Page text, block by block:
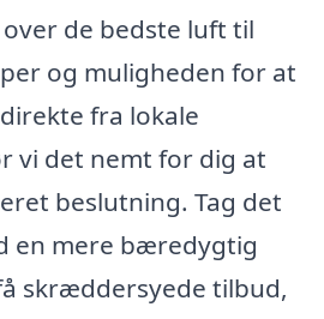
de bedste luft til
og muligheden for at
fra lokale
vi det nemt for dig at
beslutning. Tag det
en mere bæredygtig
skræddersyede tilbud,